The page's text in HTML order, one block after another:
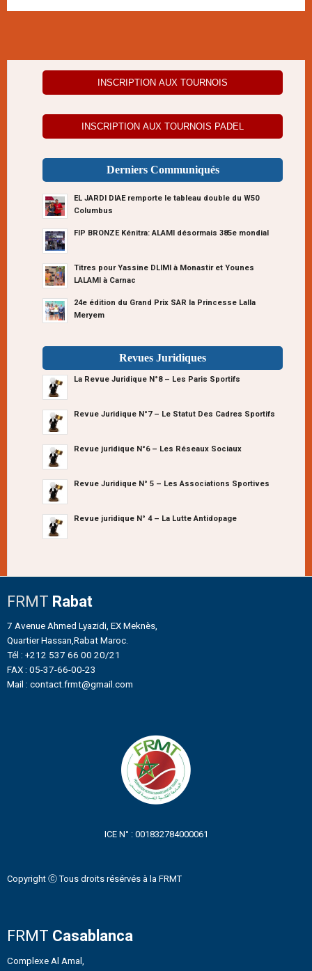
INSCRIPTION AUX TOURNOIS
INSCRIPTION AUX TOURNOIS PADEL
Derniers Communiqués
EL JARDI DIAE remporte le tableau double du W50
Columbus
FIP BRONZE Kénitra: ALAMI désormais 385e mondial
Titres pour Yassine DLIMI à Monastir et Younes
LALAMI à Carnac
24e édition du Grand Prix SAR la Princesse Lalla
Meryem
Revues Juridiques
La Revue Juridique N°8 – Les Paris Sportifs
Revue Juridique N°7 – Le Statut Des Cadres Sportifs
Revue juridique N°6 – Les Réseaux Sociaux
Revue Juridique N° 5 – Les Associations Sportives
Revue juridique N° 4 – La Lutte Antidopage
FRMT Rabat
7 Avenue Ahmed Lyazidi, EX Meknès,
Quartier Hassan,Rabat Maroc.
Tél : +212 537 66 00 20/21
FAX : 05-37-66-00-23
Mail : contact.frmt@gmail.com
ICE N° : 001832784000061
Copyright ⓒ Tous droits résérvés à la FRMT
FRMT Casablanca
Complexe Al Amal,